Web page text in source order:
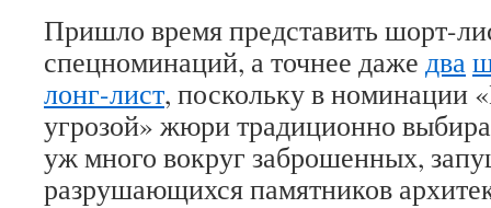
Пришло время представить шорт-
спецноминаций, а точнее даже два
лонг-лист, поскольку в номинации
угрозой» жюри традиционно
уж много вокруг заброшенных,
разрушающихся памятников